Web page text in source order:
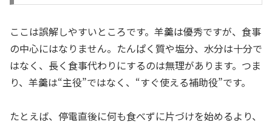
ここは誤解しやすいところです。羊羹は優秀ですが、食事
の中心にはなりません。たんぱく質や塩分、水分は十分で
はなく、長く食事代わりにするのは無理があります。つま
り、羊羹は“主役”ではなく、“すぐ使える補助役”です。
たとえば、停電直後に何も食べずに片づけを始めるより、